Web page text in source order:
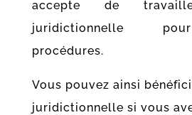
accepte de
juridictionnelle
procédures.
Vous pouvez ainsi
juridictionnelle si vous